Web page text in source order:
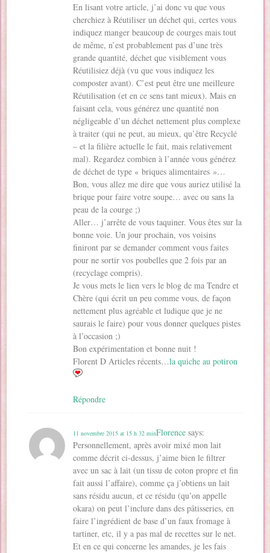
En lisant votre article, j’ai donc vu que vous
cherchiez à Réutiliser un déchet qui, certes vous
indiquez manger beaucoup de courges mais tout
de même, n’est probablement pas d’une très
grande quantité, déchet que visiblement vous
Réutilisiez déjà (vu que vous indiquez les
composter avant). C’est peut être une meilleure
Réutilisation (et en ce sens tant mieux). Mais en
faisant cela, vous générez une quantité non
négligeable d’un déchet nettement plus complexe
à traiter (qui ne peut, au mieux, qu’être Recyclé
– et la filière actuelle le fait, mais relativement
mal). Regardez combien à l’année vous générez
de déchet de type « briques alimentaires »…
Bon, vous allez me dire que vous auriez utilisé la
brique pour faire votre soupe… avec ou sans la
peau de la courge ;)
Aller… j’arrête de vous taquiner. Vous êtes sur la
bonne voie. Un jour prochain, vos voisins
finiront par se demander comment vous faites
pour ne sortir vos poubelles que 2 fois par an
(recyclage compris).
Je vous mets le lien vers le blog de ma Tendre et
Chère (qui écrit un peu comme vous, de façon
nettement plus agréable et ludique que je ne
saurais le faire) pour vous donner quelques pistes
à l’occasion ;)
Bon expérimentation et bonne nuit !
Florent D Articles récents…la quiche au potiron
Répondre
Florence says:
11 novembre 2015 at 15 h 32 min
Personnellement, après avoir mixé mon lait
comme décrit ci-dessus, j’aime bien le filtrer
avec un sac à lait (un tissu de coton propre et fin
fait aussi l’affaire), comme ça j’obtiens un lait
sans résidu aucun, et ce résidu (qu’on appelle
okara) on peut l’inclure dans des pâtisseries, en
faire l’ingrédient de base d’un faux fromage à
tartiner, etc, il y a pas mal de recettes sur le net.
Et en ce qui concerne les amandes, je les fais